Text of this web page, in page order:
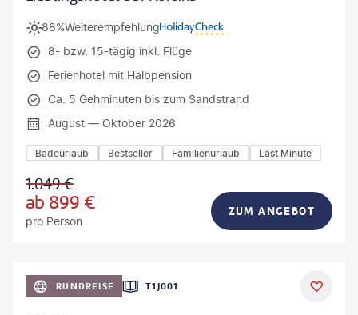
Weiterempfehlung
88%
8- bzw. 15-tägig inkl. Flüge
Ferienhotel mit Halbpension
Ca. 5 Gehminuten bis zum Sandstrand
August — Oktober 2026
Badeurlaub Bestseller Familienurlaub Last Minute
1.049€
ab 899 €
pro Person
ZUM ANGEBOT
RUNDREISE T1J001